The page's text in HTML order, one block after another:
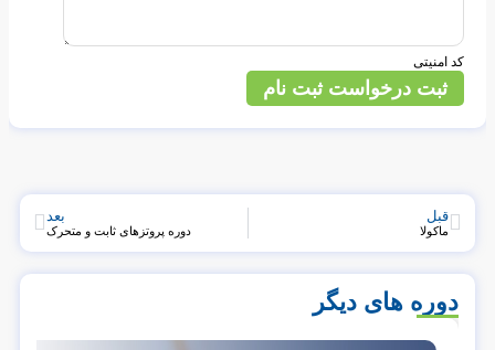
کد امنیتی
ثبت درخواست ثبت نام
قبل
ماکولا
بعد
دوره پروتزهای ثابت و متحرک
دوره های دیگر